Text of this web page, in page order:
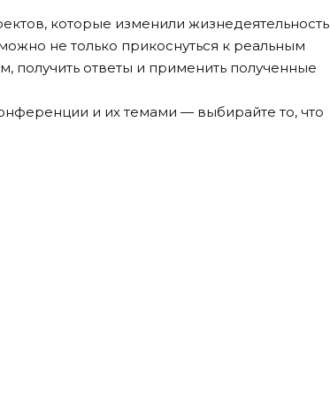
которые изменили жизнедеятельность
не только прикоснуться к реальным
получить ответы и применить полученные
и их темами — выбирайте то, что